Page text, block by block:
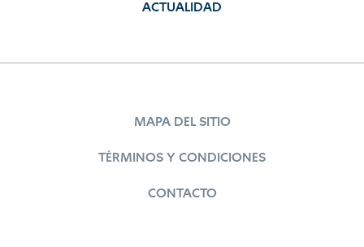
ACTUALIDAD
MAPA DEL SITIO
TÉRMINOS Y CONDICIONES
CONTACTO